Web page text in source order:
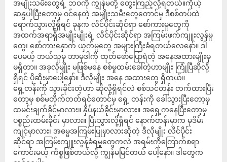
အမျိုးသမီးတွေရဲ့ ဘဝကို ကျွန်မတို့ တွေးကြည့်လို့ရတယ်။ကိုယ့်
ဆန္ဒပါပြီးတော့မှ ဝင်နေတဲ့ အမျိုးသမီးတွေတောင်မှ ဒီစစ်တပ်ထဲ
ရောက်သွားလို့ရှိရင် ခုနက လိင်ပိုင်းဆိုင်ရာ စော်ကားမှုတွေကို
အထက်အရာရှိအမျိုးမျိုးရဲ့ လိင်ပိုင်းဆိုင်ရာ အကြမ်းဖက်ကျူးလွန်မှု
တွေ၊ စော်ကားနှောက် ယှက်မှုတွေ အများကြီးခံရတယ်လေနော်။ ဒါ
ပေမယ့် ဘယ်သူမှ ဘာမှဒါကို ထုတ်ဖော်ပြောရဲတဲ့ အနေအထားမျိုးမှ
မရှိတာ။ အခုလိုမျိုး မဖြစ်မနေ စစ်မှုထမ်းခေါ်တဲ့ဟာမျိုး ကြုံပြီဆိုလို့
ရှိရင် ပိုဆိုးမှာပေါ့နော်။ ဒီလိုမျိုး အနေ အထားတွေ ရှိတယ်။
ရှေ့တန်းကို သွားခိုင်းတဲ့ဟာ ဆိုလို့ရှိရင်လဲ စစ်သင်တန်း တက်ထားပြီး
တော့မှ စစ်မတိုက်တတ်ရင်တောင်မှ ရှေ့ တန်းကို ခေါ်သွားပြီးတော့မှ
ထမင်းချက်ခိုင်မှာလား။ နှိပ်နယ်ခိုင်းမှာလား။ အရှေ့ကနေပြီးတော့မှ
ပစ္စည်းထမ်းခိုင်း မှာလား။ ပြီးသွားလို့ရှိရင် နောက်တန်းမှာက မုဒိမ်း
ကျင့်မှာလား၊ အဓမ္မအကြမ်းပြုမှာလားဆိုတဲ့ ဒီလိုမျိုး လိင်ပိုင်း
ဆိုင်ရာ အကြမ်းကျူးလွန်ခံရမှုတွေကလဲ အရမ်းကိုကြောက်စရာ
ကောင်းမယ့် ကိစ္စဖြစ်တယ်လို့ ကျွန်မမြင်တယ် ပေါ့နော်။ ဒါတွေက